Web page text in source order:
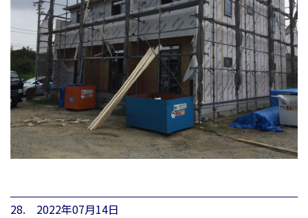
28. 2022年07月14日